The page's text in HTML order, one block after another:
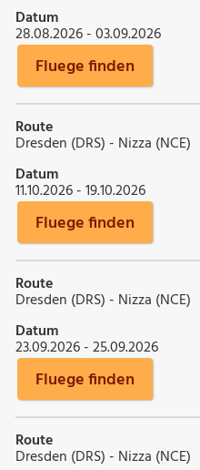
Datum
28.08.2026 - 03.09.2026
Fluege finden
Route
Dresden (DRS) - Nizza (NCE)
Datum
11.10.2026 - 19.10.2026
Fluege finden
Route
Dresden (DRS) - Nizza (NCE)
Datum
23.09.2026 - 25.09.2026
Fluege finden
Route
Dresden (DRS) - Nizza (NCE)